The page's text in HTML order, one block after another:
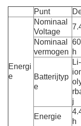
Punt
Energi
e
Nominaal
Voltage
Nominaal
vermogen h
Batterijtyp
e
Li-
j
Energie
h